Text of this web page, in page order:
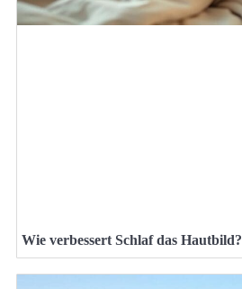
Wie verbessert Schlaf das Hautbild?